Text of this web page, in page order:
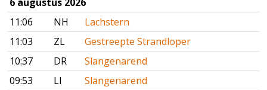
11:06
NH
Lachstern
11:03
ZL
Gestreepte Strandloper
10:37
DR
Slangenarend
09:53
LI
Slangenarend